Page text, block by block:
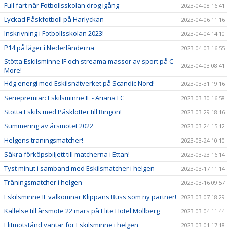
Full fart när Fotbollsskolan drog igång 2023-04-08 16:41
Lyckad Påskfotboll på Harlyckan 2023-04-06 11:16
Inskrivning i Fotbollsskolan 2023! 2023-04-04 14:10
P14 på läger i Nederländerna 2023-04-03 16:55
Stötta Eskilsminne IF och streama massor av sport på C
More!
2023-04-03 08:41
Hög energi med Eskilsnätverket på Scandic Nord! 2023-03-31 19:16
Seriepremiär: Eskilsminne IF - Ariana FC 2023-03-30 16:58
Stötta Eskils med Påsklotter till Bingon! 2023-03-29 18:16
Summering av årsmötet 2022 2023-03-24 15:12
Helgens träningsmatcher! 2023-03-24 10:10
Säkra förköpsbiljett till matcherna i Ettan! 2023-03-23 16:14
Tyst minut i samband med Eskilsmatcher i helgen 2023-03-17 11:14
Träningsmatcher i helgen 2023-03-16 09:57
Eskilsminne IF välkomnar Klippans Buss som ny partner! 2023-03-07 18:29
Kallelse till årsmöte 22 mars på Elite Hotel Mollberg 2023-03-04 11:44
Elitmotstånd väntar för Eskilsminne i helgen 2023-03-01 17:18